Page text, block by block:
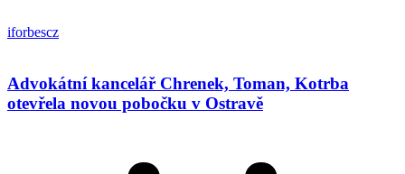
iforbescz
Advokátní kancelář Chrenek, Toman, Kotrba
otevřela novou pobočku v Ostravě